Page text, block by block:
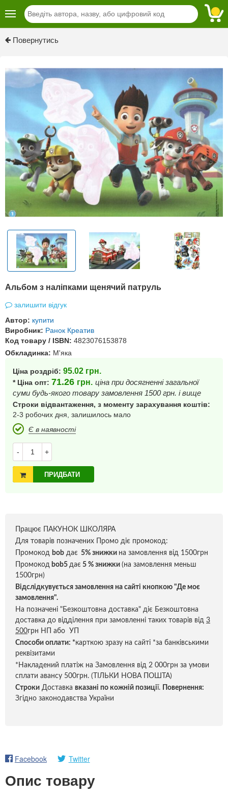
Повернутись
Альбом з наліпками щенячий патруль
залишити відгук
Автор: купити
Виробник: Ранок Креатив
Код товару / ISBN: 4823076153878
Обкладинка: М'яка
Ціна роздріб: 95.02 грн.
* Ціна опт: 71.26 грн. ціна при досягненні загальної
суми будь-якого товару замовлення 1500 грн. і вище
Строки відвантаження, з моменту зарахування коштів:
2-3 робочих дня, залишилось мало
Є в наявності
- +
ПРИДБАТИ
Працює ПАКУНОК ШКОЛЯРА
Для товарів позначених Промо діє промокод:
Промокод bob дає 5% знижки на замовлення від 1500грн
Промокод bob5 дає 5 % знижки (на замовлення меньш
1500грн)
Відслідкувується замовлення на сайті кнопкою "Де моє
замовлення".
На позначені "Безкоштовна доставка" діє Безкоштовна
доставка до відділення при замовленні таких товарів від 3
500грн НП або УП
Способи оплати: *карткою зразу на сайті *за банківськими
реквізитами
*Накладений платіж на Замовлення від 2 000грн за умови
сплати авансу 500грн. (ТІЛЬКИ НОВА ПОШТА)
Строки Доставка вказані по кожній позиції.
Повернення:
Згідно законодавства України
Facebook Twitter
Опис товару